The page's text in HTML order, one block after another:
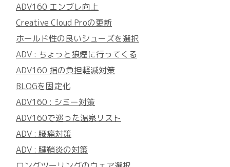
ADV160 エンブレ向上
Creative Cloud Proの更新
ホールド性の良いシューズを選択
ADV : ちょっと狼煙に行ってくる
ADV160 指の負担軽減対策
BLOGを固定化
ADV160 : シミー対策
ADV160で巡った温泉リスト
ADV : 腰痛対策
ADV : 腱鞘炎の対策